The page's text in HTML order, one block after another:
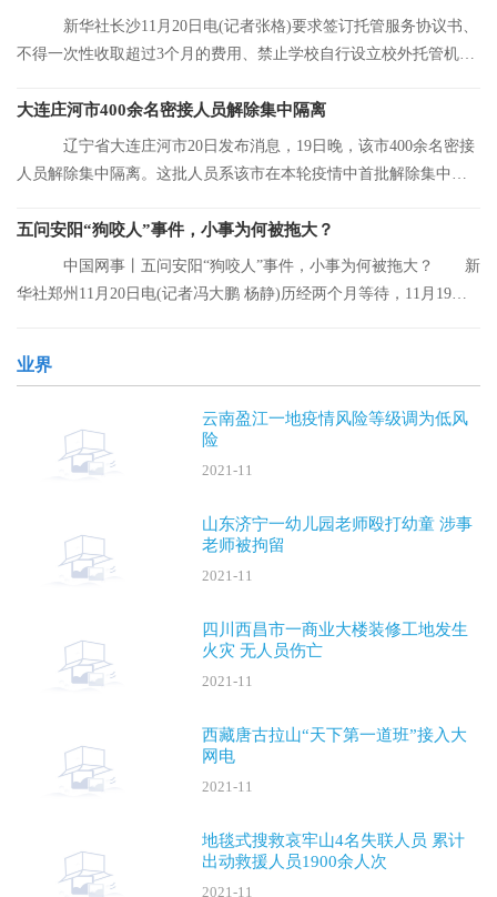
新华社长沙11月20日电(记者张格)要求签订托管服务协议书、
不得一次性收取超过3个月的费用、禁止学校自行设立校外托管机
大连庄河市400余名密接人员解除集中隔离
辽宁省大连庄河市20日发布消息，19日晚，该市400余名密接
人员解除集中隔离。这批人员系该市在本轮疫情中首批解除集中隔
五问安阳“狗咬人”事件，小事为何被拖大？
中国网事丨五问安阳“狗咬人”事件，小事为何被拖大？ 新
华社郑州11月20日电(记者冯大鹏 杨静)历经两个月等待，11月19日
业界
云南盈江一地疫情风险等级调为低风
险
2021-11
山东济宁一幼儿园老师殴打幼童 涉事
老师被拘留
2021-11
四川西昌市一商业大楼装修工地发生
火灾 无人员伤亡
2021-11
西藏唐古拉山“天下第一道班”接入大
网电
2021-11
地毯式搜救哀牢山4名失联人员 累计
出动救援人员1900余人次
2021-11